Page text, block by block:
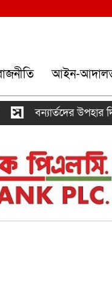
আইন-
উপহার দিতে